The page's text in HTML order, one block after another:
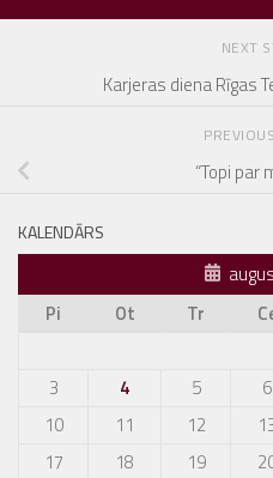
NEXT
Karjeras diena Rīgas
“Topi par
KALENDĀRS
Pi
Ot Tr
3
4 5 6
10
11 12
17
18 19